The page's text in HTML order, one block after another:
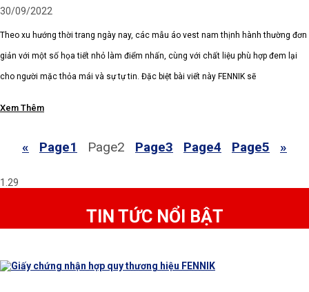
30/09/2022
Theo xu hướng thời trang ngày nay, các mẫu áo vest nam thịnh hành thường đơn
giản với một số họa tiết nhỏ làm điểm nhấn, cùng với chất liệu phù hợp đem lại
cho người mặc thỏa mái và sự tự tin. Đặc biệt bài viết này FENNIK sẽ
Xem Thêm
« Page1 Page2 Page3 Page4 Page5 »
TIN TỨC NỔI BẬT